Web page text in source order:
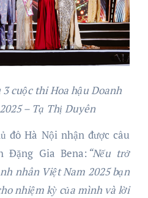
cuộc thi Hoa hậu Doanh
– Tạ Thị Duyên
đô Hà Nội nhận được câu
Đặng Gia Bena: “Nếu trở
nhân Việt Nam 2025 bạn
nhiệm kỳ của mình và lời